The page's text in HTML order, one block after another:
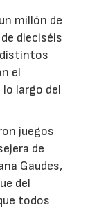
millón de
dieciséis
el
largo del
juegos
de
Gaudes,
del
todos